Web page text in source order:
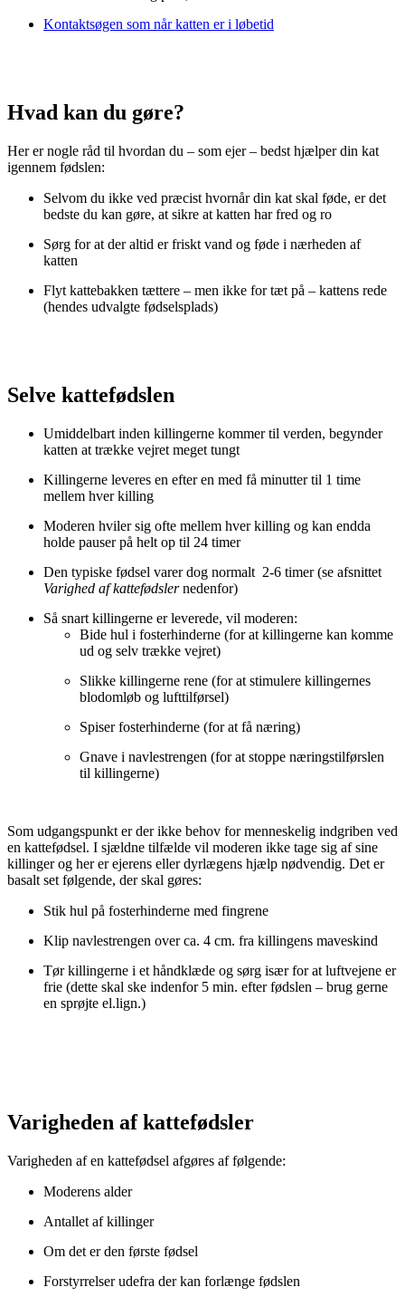
Kontaktsøgen som når katten er i løbetid
Hvad kan du gøre?
Her er nogle råd til hvordan du – som ejer – bedst hjælper din kat
igennem fødslen:
Selvom du ikke ved præcist hvornår din kat skal føde, er det
bedste du kan gøre, at sikre at katten har fred og ro
Sørg for at der altid er friskt vand og føde i nærheden af
katten
Flyt kattebakken tættere – men ikke for tæt på – kattens rede
(hendes udvalgte fødselsplads)
Selve kattefødslen
Umiddelbart inden killingerne kommer til verden, begynder
katten at trække vejret meget tungt
Killingerne leveres en efter en med få minutter til 1 time
mellem hver killing
Moderen hviler sig ofte mellem hver killing og kan endda
holde pauser på helt op til 24 timer
Den typiske fødsel varer dog normalt 2-6 timer (se afsnittet
Varighed af kattefødslernedenfor)
Så snart killingerne er leverede, vil moderen:
Bide hul i fosterhinderne (for at killingerne kan komme
ud og selv trække vejret)
Slikke killingerne rene (for at stimulere killingernes
blodomløb og lufttilførsel)
Spiser fosterhinderne (for at få næring)
Gnave i navlestrengen (for at stoppe næringstilførslen
til killingerne)
Som udgangspunkt er der ikke behov for menneskelig indgriben ved
en kattefødsel. I sjældne tilfælde vil moderen ikke tage sig af sine
killinger og her er ejerens eller dyrlægens hjælp nødvendig. Det er
basalt set følgende, der skal gøres:
Stik hul på fosterhinderne med fingrene
Klip navlestrengen over ca. 4 cm. fra killingens maveskind
Tør killingerne i et håndklæde og sørg især for at luftvejene er
frie (dette skal ske indenfor 5 min. efter fødslen – brug gerne
en sprøjte el.lign.)
Varigheden af kattefødsler
Varigheden af en kattefødsel afgøres af følgende:
Moderens alder
Antallet af killinger
Om det er den første fødsel
Forstyrrelser udefra der kan forlænge fødslen